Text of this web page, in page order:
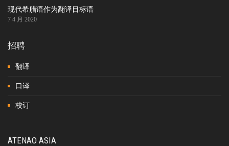
现代希腊语作为翻译目标语
7 4 月 2020
招聘
翻译
口译
校订
ATENAO ASIA